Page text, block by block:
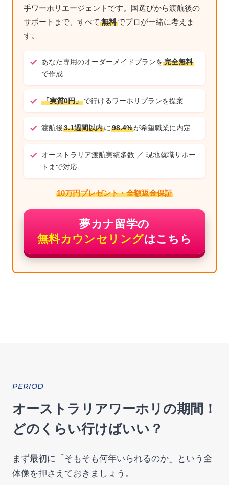
手ワーホリエージェントです。国選びから渡航後の
サポートまで、すべて 無料でプロが一緒に考えま
す。
あなた専用のオーダーメイドプランを完全無料
で作成
「実質0円」で行けるワーホリプランを提案
渡航後3.1週間以内に 98.4%が希望職業に内定
オーストラリア渡航実績多数 ／ 現地就職サポー
トまで対応
10万円プレゼント・全額返金保証
夢カナ留学の
無料カウンセリングはこちら
PERIOD
オーストラリアワーホリの期間！
どのくらい行けばいい？
まず最初に「そもそも何年いられるのか」という全
体像を押さえておきましょう。